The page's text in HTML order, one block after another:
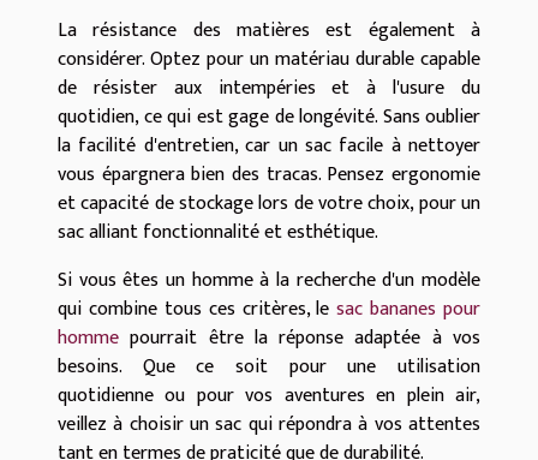
La résistance des matières est également à
considérer. Optez pour un matériau durable capable
de résister aux intempéries et à l'usure du
quotidien, ce qui est gage de longévité. Sans oublier
la facilité d'entretien, car un sac facile à nettoyer
vous épargnera bien des tracas. Pensez ergonomie
et capacité de stockage lors de votre choix, pour un
sac alliant fonctionnalité et esthétique.
Si vous êtes un homme à la recherche d'un modèle
qui combine tous ces critères, lesac bananes pour
homme pourrait être la réponse adaptée à vos
besoins. Que ce soit pour une utilisation
quotidienne ou pour vos aventures en plein air,
veillez à choisir un sac qui répondra à vos attentes
tant en termes de praticité que de durabilité.